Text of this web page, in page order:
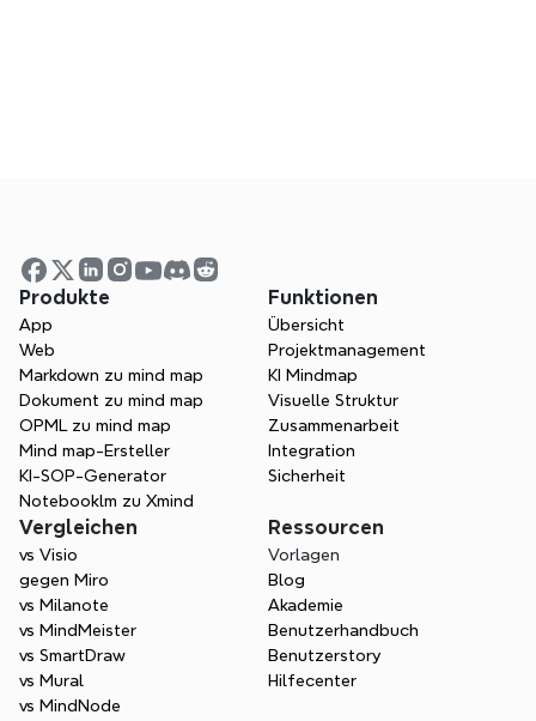
Treten Sie dem Xmind-
Partnerprogramm bei und
beginnen Sie noch heute mit
dem Verdienen.
Jetzt bewerben
Produkte
App
Web
Markdown zu mind map
Dokument zu mind map
OPML zu mind map
Mind map-Ersteller
KI-SOP-Generator
Notebooklm zu Xmind
Funktionen
Übersicht
Projektmanagement
KI Mindmap
Visuelle Struktur
Zusammenarbeit
Integration
Sicherheit
Vergleichen
vs Visio
gegen Miro
vs Milanote
vs MindMeister
vs SmartDraw
vs Mural
vs MindNode
Ressourcen
Vorlagen
Blog
Akademie
Benutzerhandbuch
Benutzerstory
Hilfecenter